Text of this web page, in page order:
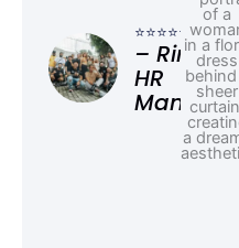
⭐⭐⭐⭐⭐
– Rina,
HR
Manager